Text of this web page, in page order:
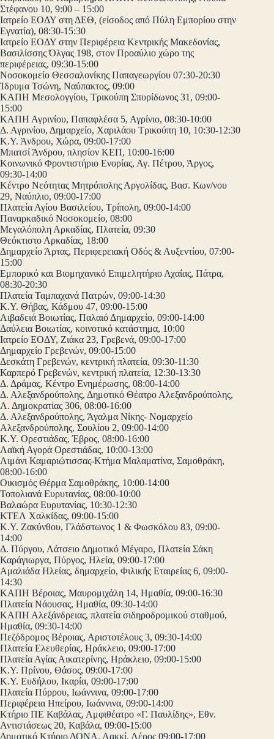
Στέφανου 10, 9:00 – 15:00
Ιατρείο ΕΟΔΥ στη ΔΕΘ, (είσοδος από Πύλη Εμπορίου στην
Εγνατία), 08:30-15:30
Ιατρείο ΕΟΔΥ στην Περιφέρεια Κεντρικής Μακεδονίας,
Βασιλίσσης Όλγας 198, στον Προαύλιο χώρο της
περιφέρειας, 09:30-15:00
Νοσοκομείο Θεσσαλονίκης Παπαγεωργίου 07:30-20:30
Ίδρυμα Τσώνη, Ναύπακτος, 09:00
ΚΑΠΗ Μεσολογγίου, Τρικούπη Σπυρίδωνος 31, 09:00-
15:00
ΚΑΠΗ Αγρινίου, Παπαφλέσα 5, Αγρίνιο, 08:30-10:00
Δ. Αγρινίου, Δημαρχείο, Χαριλάου Τρικούπη 10, 10:30-12:30
Κ.Υ. Άνδρου, Χώρα, 09:00-17:00
Μπατσί Άνδρου, πλησίον ΚΕΠ, 10:00-16:00
Κοινωνικό Φροντιστήριο Ενορίας, Αγ. Πέτρου, Άργος,
09:30-14:00
Κέντρο Νεότητας Μητρόπολης Αργολίδας, Βασ. Κων/νου
29, Ναύπλιο, 09:00-17:00
Πλατεία Αγίου Βασιλείου, Τρίπολη, 09:00-14:00
Παναρκαδικό Νοσοκομείο, 08:00
Μεγαλόπολη Αρκαδίας, Πλατεία, 09:30
Θεόκτιστο Αρκαδίας, 18:00
Δημαρχείο Άρτας, Περιφερειακή Οδός & Αυξεντίου, 07:00-
15:00
Εμπορικό και Βιομηχανικό Επιμελητήριο Αχαΐας, Πάτρα,
08:30-20:30
Πλατεία Ταμπαχανά Πατρών, 09:00-14:30
Κ.Υ. Θήβας, Κάδμου 47, 09:00-15:00
Λιβαδειά Βοιωτίας, Παλαιό Δημαρχείο, 09:00-14:00
Δαύλεια Βοιωτίας, κοινοτικό κατάστημα, 10:00
Ιατρείο ΕΟΔΥ, Ζιάκα 23, Γρεβενά, 09:00-17:00
Δημαρχείο Γρεβενών, 09:00-15:00
Δεσκάτη Γρεβενών, κεντρική πλατεία, 09:30-11:30
Καρπερό Γρεβενών, κεντρική πλατεία, 12:30-13:30
Δ. Δράμας, Κέντρο Ενημέρωσης, 08:00-14:00
Δ. Αλεξανδρούπολης, Δημοτικό Θέατρο Αλεξανδρούπολης,
Λ. Δημοκρατίας 306, 08:00-16:00
Δ. Αλεξανδρούπολης, Άγαλμα Νίκης- Νομαρχείο
Αλεξανδρούπολης, Σουλίου 2, 09:00-14:00
Κ.Υ. Ορεστιάδας, Έβρος, 08:00-16:00
Λαϊκή Αγορά Ορεστιάδας, 10:00-13:00
Λιμάνι Καμαριώτισσας-Κτήμα Μαλαματίνα, Σαμοθράκη,
08:00-16:00
Οικισμός Θέρμα Σαμοθράκης, 10:00-14:00
Τοπολιανά Ευρυτανίας, 08:00-10:00
Βαλαώρα Ευρυτανίας, 10:30-12:30
ΚΤΕΛ Χαλκίδας, 09:00-15:00
Κ.Υ. Ζακύνθου, Γλάδστωνος 1 & Φωσκόλου 83, 09:00-
14:00
Δ. Πύργου, Λάτσειο Δημοτικό Μέγαρο, Πλατεία Σάκη
Καράγιωργα, Πύργος, Ηλεία, 09:00-17:00
Αμαλιάδα Ηλείας, δημαρχείο, Φιλικής Εταιρείας 6, 09:00-
14:30
ΚΑΠΗ Βέροιας, Μαυρομιχάλη 14, Ημαθία, 09:00-16:30
Πλατεία Νάουσας, Ημαθία, 09:30-14:00
ΚΑΠΗ Αλεξάνδρειας, πλατεία σιδηροδρομικού σταθμού,
Ημαθία, 09:30-14:00
Πεζόδρομος Βέροιας, Αριστοτέλους 3, 09:30-14:00
Πλατεία Ελευθερίας, Ηράκλειο, 09:00-17:00
Πλατεία Αγίας Αικατερίνης, Ηράκλειο, 09:00-15:00
Κ.Υ. Πρίνου, Θάσος, 09:00-17:00
Κ.Υ. Ευδήλου, Ικαρία, 09:00-17:00
Πλατεία Πύρρου, Ιωάννινα, 09:00-17:00
Περιφέρεια Ηπείρου, Ιωάννινα, 09:00-14:00
Κτήριο ΠΕ Καβάλας, Αμφιθέατρο «Γ. Παυλίδης», Εθν.
Αντιστάσεως 20, Καβάλα, 09:00-15:00
Δημοτικό Κτήριο ΔΟΝΑ, Λακκί, Λέρος 09:00-17:00